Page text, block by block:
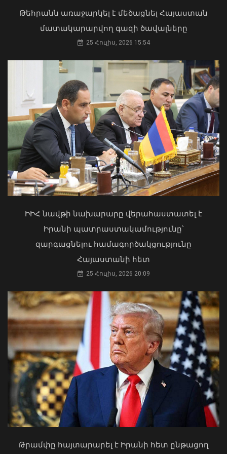
արգելափակումից
06 Օգոստոս, 2026 22:09
Փոփոխություններ են կատարվել
երթուղիներում
06 Օգոստոս, 2026 21:47
ԱԳ փոխնախարարը Նայրոբիում
կազմակերպման Հայաստանի
«Ուժեղ Հայաստան»-ը դեմ է
քվեարկելու ԱԺ նախագահի
պաշտոնում Ռուբեն Ռուբինյանի
03 Օգոստոս, 2026 13:13
Դուք 5 տարի ինձնից փախած եք ման
եկել. Կոնջորյանը՝ «Հայաստան»
դաշինքի պատգամավորներին
04 Օգոստոս, 2026 15:53
Թեհրանն առաջարկել է մեծացնել Հայաստան
մատակարարվող գազի ծավալները
25 Հուլիս, 2026 15:54
ԻԻՀ նավթի նախարարը վերահաստատել է
Իրանի պատրաստակամությունը՝
զարգացնելու համագործակցությունը
Հայաստանի հետ
25 Հուլիս, 2026 20:09
Թրամփը հայտարարել է Իրանի հետ ընթացող